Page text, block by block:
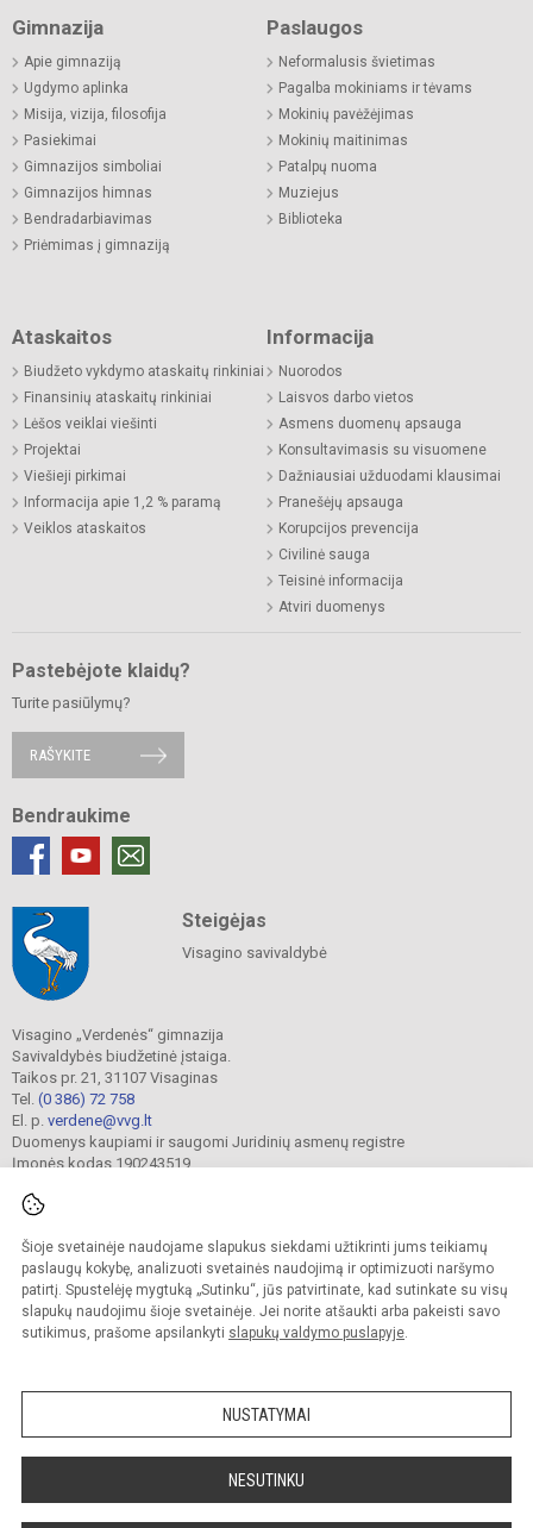
Šioje svetainėje naudojame slapukus siekdami užtikrinti jums teikiamų
paslaugų kokybę, analizuoti svetainės naudojimą ir optimizuoti naršymo
patirtį. Spustelėję mygtuką „Sutinku“, jūs patvirtinate, kad sutinkate su visų
slapukų naudojimu šioje svetainėje. Jei norite atšaukti arba pakeisti savo
sutikimus, prašome apsilankyti slapukų valdymo puslapyje.
NUSTATYMAI
NESUTINKU
Gimnazija
Apie gimnaziją
Ugdymo aplinka
Misija, vizija, filosofija
Pasiekimai
Gimnazijos simboliai
Gimnazijos himnas
Bendradarbiavimas
Priėmimas į gimnaziją
Paslaugos
Neformalusis švietimas
Pagalba mokiniams ir tėvams
Mokinių pavėžėjimas
Mokinių maitinimas
Patalpų nuoma
Muziejus
Biblioteka
Ataskaitos
Biudžeto vykdymo ataskaitų rinkiniai
Finansinių ataskaitų rinkiniai
Lėšos veiklai viešinti
Projektai
Viešieji pirkimai
Informacija apie 1,2 % paramą
Veiklos ataskaitos
Informacija
Nuorodos
Laisvos darbo vietos
Asmens duomenų apsauga
Konsultavimasis su visuomene
Dažniausiai užduodami klausimai
Pranešėjų apsauga
Korupcijos prevencija
Civilinė sauga
Teisinė informacija
Atviri duomenys
Pastebėjote klaidų?
Turite pasiūlymų?
RAŠYKITE
Bendraukime
Steigėjas
Visagino savivaldybė
Visagino „Verdenės“ gimnazija
Savivaldybės biudžetinė įstaiga.
Taikos pr. 21, 31107 Visaginas
Tel. (0 386) 72 758
El. p. verdene@vvg.lt
Duomenys kaupiami ir saugomi Juridinių asmenų registre
Įmonės kodas 190243519
© 2022. Visagino „Verdenės“ gimnazija. Visos teisės saugomos.
Kopijuoti turinį be raštiško gimnazijos sutikimo griežtai draudžiama.
Versija neįgaliesiems Slapukų valdymas
Sumanus būdas atnaujinti